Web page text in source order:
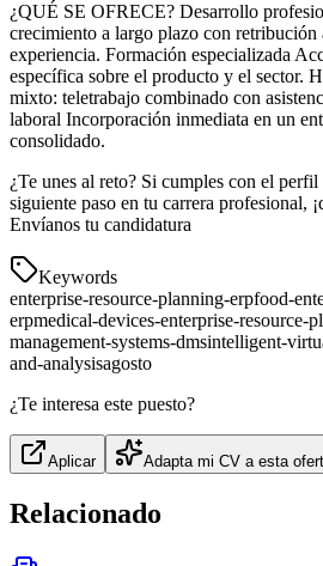
¿QUÉ SE OFRECE? Desarrollo
crecimiento a largo plazo con
experiencia. Formación especializada
específica sobre el producto y el sector.
mixto: teletrabajo combinado con
laboral Incorporación inmediata en un
consolidado.
¿Te unes al reto? Si cumples con el
siguiente paso en tu carrera profesional,
Envíanos tu candidatura
Keywords
enterprise-resource-planning-erpfood-
erpmedical-devices-enterprise-resource-
management-systems-dmsintelligent-
and-analysisagosto
¿Te interesa este puesto?
Aplicar Adapta mi CV a esta
Relacionado